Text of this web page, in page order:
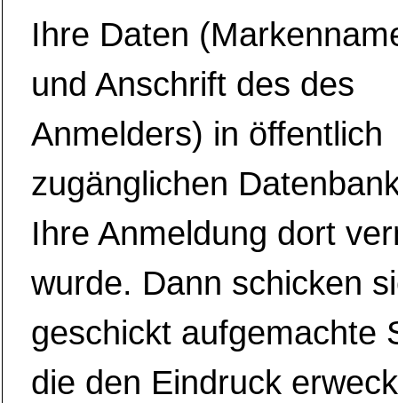
Ihre Daten
und Anschrift des des
Anmelders) in öffentlich
zugänglichen
Ihre Anmeldung dort
wurde. Dann schicken
geschickt aufgemachte
die den Eindruck